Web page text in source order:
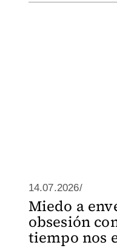
14.07.2026/
Miedo a
obsesión
tiempo nos